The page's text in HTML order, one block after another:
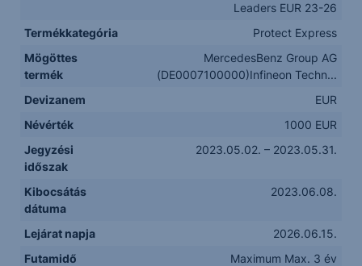
Leaders EUR 23-26
Termékkategória
Protect Express
Mögöttes
termék
MercedesBenz Group AG
(DE0007100000)Infineon Techn...
Devizanem
EUR
Névérték
1000 EUR
Jegyzési
időszak
2023.05.02. – 2023.05.31.
Kibocsátás
dátuma
2023.06.08.
Lejárat napja
2026.06.15.
Futamidő
Maximum Max. 3 év